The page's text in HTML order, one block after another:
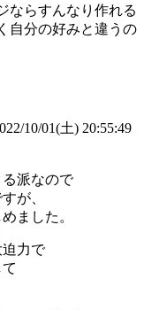
ならすんなり作れる
自分の好みと違うの
10/01(土) 20:55:49
派なので
が、
ました。
力で